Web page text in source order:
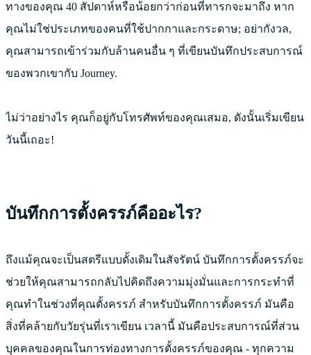
ทางของคุณ 40 สัปดาห์หรือน้อยกว่าก่อนที่ทารกจะมาถึง หาก
คุณไม่ใช่ประเภทของคนที่ใช้ปากกาและกระดาษ; อย่ากังวล,
คุณสามารถเข้าร่วมกับล้านคนอื่น ๆ ที่เขียนบันทึกประสบการณ์
ของพวกเขากับ Journey.
ไม่ว่าอย่างไร คุณก็อยู่กับโทรศัพท์ของคุณเสมอ, ดังนั้นเริ่มเขียน
วันนี้เถอะ!
บันทึกการตั้งครรภ์คืออะไร?
ถึงแม้คุณจะเป็นสตรีแบบดั้งเดิมในสัจรัตน์ บันทึกการตั้งครรภ์จะ
ช่วยให้คุณสามารถกลับไปคิดถึงความมุ่งมั่นและการกระทำที่
คุณทำในช่วงที่คุณตั้งครรภ์ สำหรับบันทึกการตั้งครรภ์ มันคือ
สิ่งที่คล้ายกับวัยรุ่นที่เราเขียน เวลานี้ มันคือประสบการณ์ที่ส่วน
บุคคลของคุณในการท่องทางการตั้งครรภ์ของคุณ - ทุกความ